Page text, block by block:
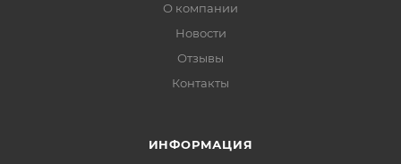
О компании
Новости
Отзывы
Контакты
ИНФОРМАЦИЯ